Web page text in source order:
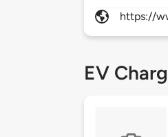
https://
EV